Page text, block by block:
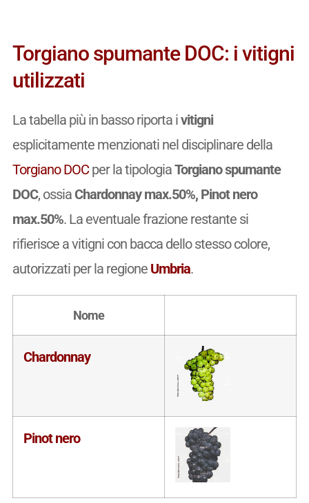
Torgiano spumante DOC: i vitigni
utilizzati
La tabella più in basso riporta ivitigni
esplicitamente menzionati nel disciplinare della
Torgiano DOCper la tipologiaTorgiano spumante
DOC, ossia Chardonnay max.50%, Pinot nero
max.50%. La eventuale frazione restante si
rifierisce a vitigni con bacca dello stesso colore,
autorizzati per la regione Umbria.
Nome
Chardonnay
Pinot nero